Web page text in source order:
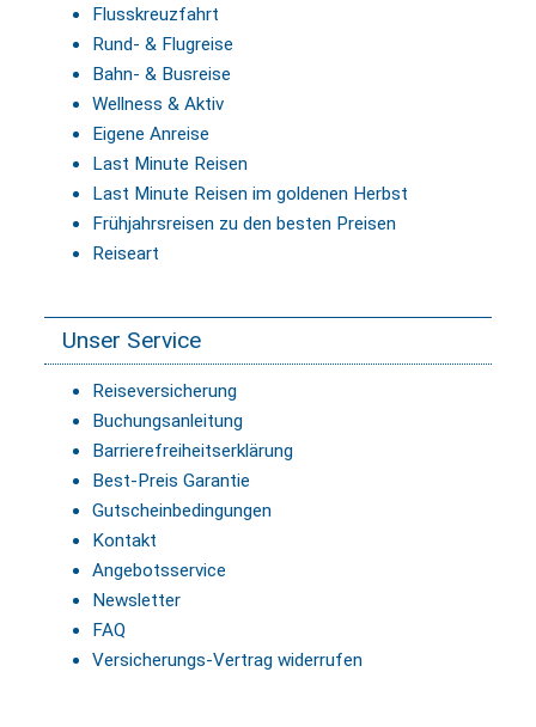
Flusskreuzfahrt
Rund- & Flugreise
Bahn- & Busreise
Wellness & Aktiv
Eigene Anreise
Last Minute Reisen
Last Minute Reisen im goldenen Herbst
Frühjahrsreisen zu den besten Preisen
Reiseart
Unser Service
Reiseversicherung
Buchungsanleitung
Barrierefreiheitserklärung
Best-Preis Garantie
Gutscheinbedingungen
Kontakt
Angebotsservice
Newsletter
FAQ
Versicherungs-Vertrag widerrufen